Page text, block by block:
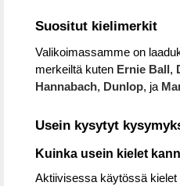
Suositut kielimerkit
Valikoimassamme on
merkeiltä kuten Ernie Ball ,
Hannabach, Dunlop, ja
Usein kysytyt
Kuinka usein kielet
Aktiivisessa käytössä kielet